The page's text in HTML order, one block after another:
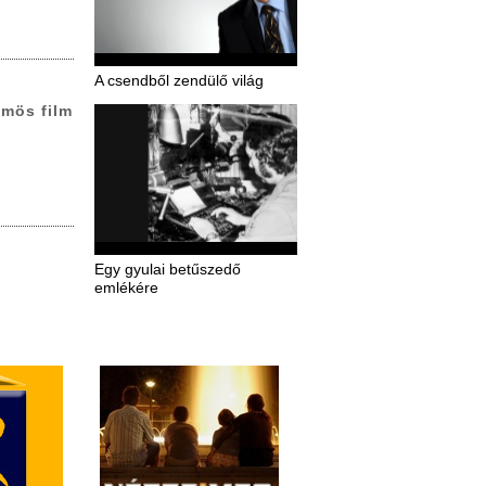
A csendből zendülő világ
Egy gyulai betűszedő
emlékére
film